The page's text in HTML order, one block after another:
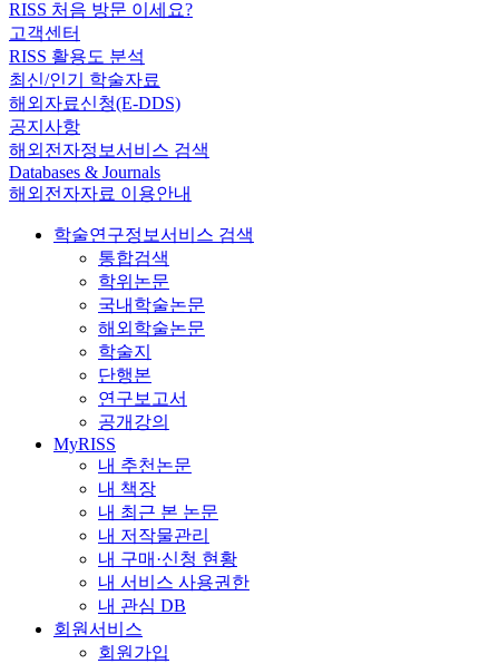
RISS 처음 방문 이세요?
고객센터
RISS 활용도 분석
최신/인기 학술자료
해외자료신청(E-DDS)
공지사항
해외전자정보서비스 검색
Databases & Journals
해외전자자료 이용안내
학술연구정보서비스 검색
통합검색
학위논문
국내학술논문
해외학술논문
학술지
단행본
연구보고서
공개강의
MyRISS
내 추천논문
내 책장
내 최근 본 논문
내 저작물관리
내 구매·신청 현황
내 서비스 사용권한
내 관심 DB
회원서비스
회원가입